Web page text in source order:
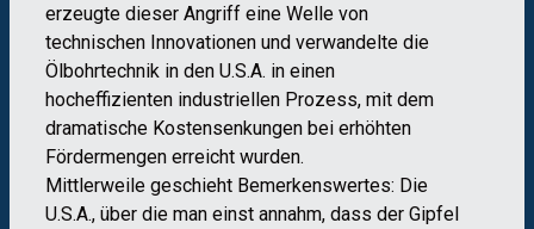
erzeugte dieser Angriff eine Welle von
technischen Innovationen und verwandelte die
Ölbohrtechnik in den U.S.A. in einen
hocheffizienten industriellen Prozess, mit dem
dramatische Kostensenkungen bei erhöhten
Fördermengen erreicht wurden.
Mittlerweile geschieht Bemerkenswertes: Die
U.S.A., über die man einst annahm, dass der Gipfel